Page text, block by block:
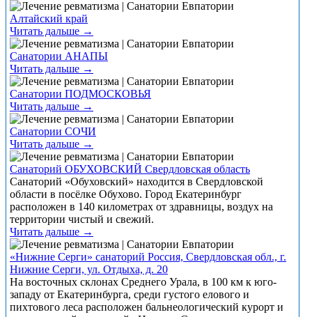
Алтайский край
Читать дальше →
Санатории АНАПЫ
Читать дальше →
Санатории ПОДМОСКОВЬЯ
Читать дальше →
Санатории СОЧИ
Читать дальше →
Санаторий ОБУХОВСКИЙ Свердловская область
Санаторий «Обуховский» находится в Свердловской
области в посёлке Обухово. Город Екатеринбург
расположен в 140 километрах от здравницы, воздух на
территории чистый и свежий.
Читать дальше →
«Нижние Серги» санаторий Россия, Свердловская обл., г.
Нижние Серги, ул. Отдыха, д. 20
На восточных склонах Среднего Урала, в 100 км к юго-
западу от Екатеринбурга, среди густого елового и
пихтового леса расположен бальнеологический курорт и